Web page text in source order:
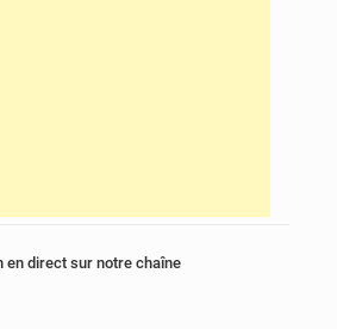
en direct sur notre chaîne